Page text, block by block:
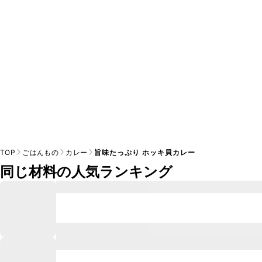
TOP ごはんもの カレー 旨味たっぷり ホッキ貝カレー
同じ材料の人気ランキング